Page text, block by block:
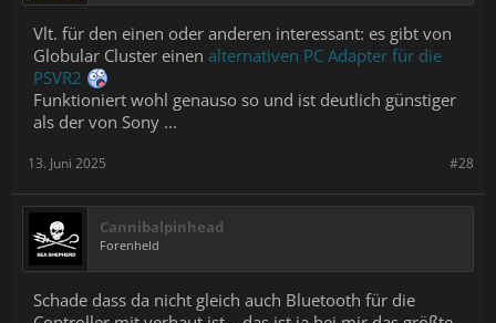
Vlt. für den einen oder anderen interessant: es gibt von
Globular Cluster einen alternativen PC Adapter für die
PSVR2
Funktioniert wohl genauso so und ist deutlich günstiger
als der von Sony ...
#28
13. Juni 2025
Cannibalpinhead
Forenheld
Schade dass da nicht gleich auch Bluetooth für die